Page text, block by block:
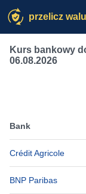
przelicz
Kurs bankowy
06.08.2026
Bank
Crédit Agricole
BNP Paribas